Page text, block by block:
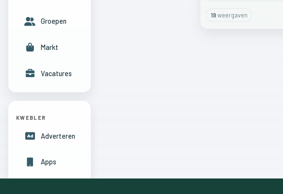
19weergaven
Groepen
Markt
Vacatures
KWEBLER
Adverteren
Apps